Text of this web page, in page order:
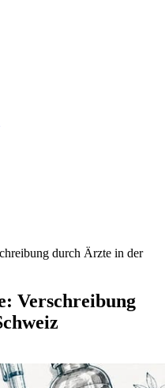
durch Ärzte in der
Verschreibung